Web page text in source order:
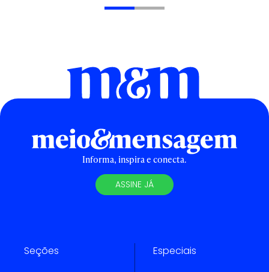
Informa, inspira e conecta.
ASSINE JÁ
Seções Especiais